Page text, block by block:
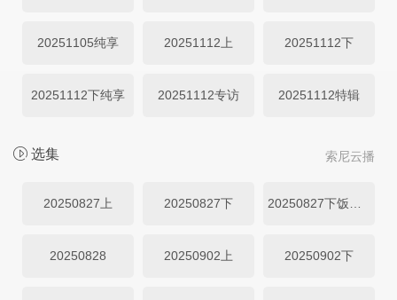
20251105纯享 20251112上 20251112下
20251112下纯享 20251112专访 20251112特辑
索尼云播
选集
20250827上 20250827下
20250828 20250902上 20250902下